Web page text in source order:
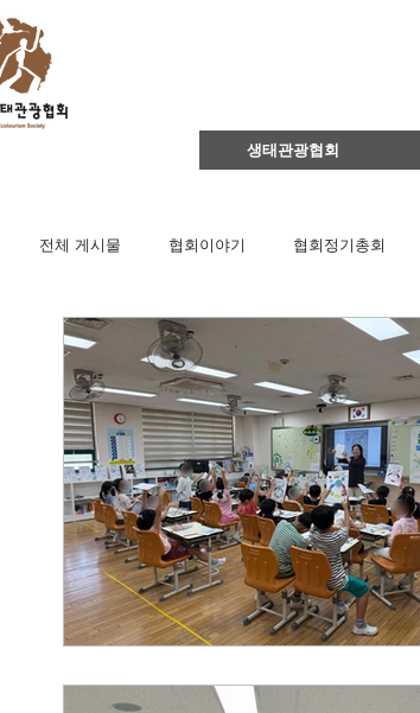
생태관광협회
전체 게시물 협회이야기 협회정기총회
생태관광 프로그램 영주댐바로알기
영리더스클럽 카드뉴스 에코마마
아카데미 간담회 기타 책 소개
공익법인결산서류